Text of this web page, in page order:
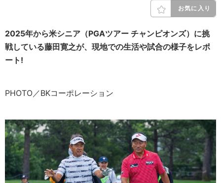
お気に入り
2025年から米シニア（PGAツアー チャンピオンズ）に挑
戦している藤田寛之が、現地での生活や試合の様子をレポ
ート!
PHOTO／BKコーポレーション